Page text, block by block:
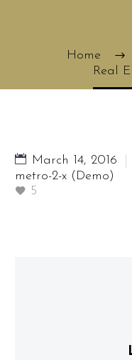
Home
Real
March 14, 2016
metro-2-x (Demo)
5